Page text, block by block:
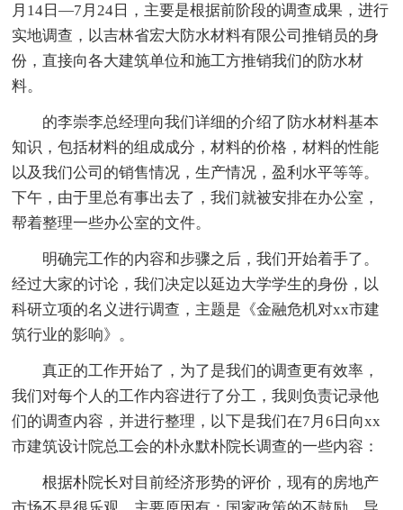
月14日—7月24日，主要是根据前阶段的调查成果，进行
实地调查，以吉林省宏大防水材料有限公司推销员的身
份，直接向各大建筑单位和施工方推销我们的防水材
料。
的李崇李总经理向我们详细的介绍了防水材料基本
知识，包括材料的组成成分，材料的价格，材料的性能
以及我们公司的销售情况，生产情况，盈利水平等等。
下午，由于里总有事出去了，我们就被安排在办公室，
帮着整理一些办公室的文件。
明确完工作的内容和步骤之后，我们开始着手了。
经过大家的讨论，我们决定以延边大学学生的身份，以
科研立项的名义进行调查，主题是《金融危机对xx市建
筑行业的影响》。
真正的工作开始了，为了是我们的调查更有效率，
我们对每个人的工作内容进行了分工，我则负责记录他
们的调查内容，并进行整理，以下是我们在7月6日向xx
市建筑设计院总工会的朴永默朴院长调查的一些内容：
根据朴院长对目前经济形势的评价，现有的房地产